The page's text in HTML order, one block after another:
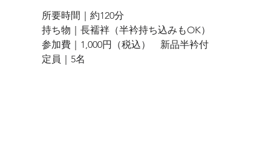
所要時間｜約120分
持ち物｜長襦袢（半衿持ち込みもOK）
参加費｜1,000円（税込）　新品半衿付